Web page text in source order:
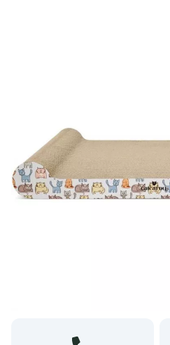
Akzente in Ihrem Wohnbereich.
sorgt die beiliegende